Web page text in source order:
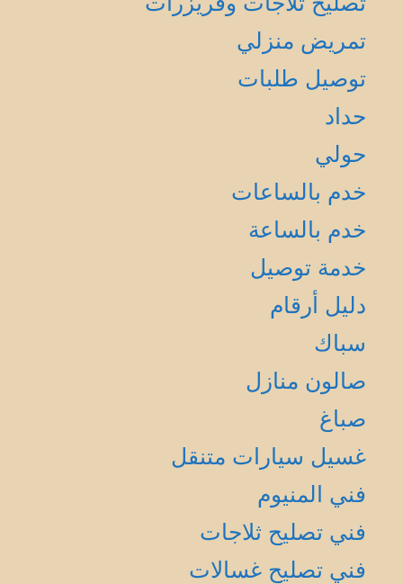
تمريض منزلي
توصيل طلبات
حداد
حولي
خدم بالساعات
خدم بالساعة
خدمة توصيل
دليل أرقام
سباك
صالون منازل
صباغ
غسيل سيارات متنقل
فني المنيوم
فني تصليح ثلاجات
فني تصليح غسالات